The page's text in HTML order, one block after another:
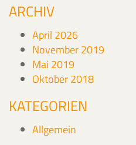
ARCHIV
April 2026
November 2019
Mai 2019
Oktober 2018
KATEGORIEN
Allgemein